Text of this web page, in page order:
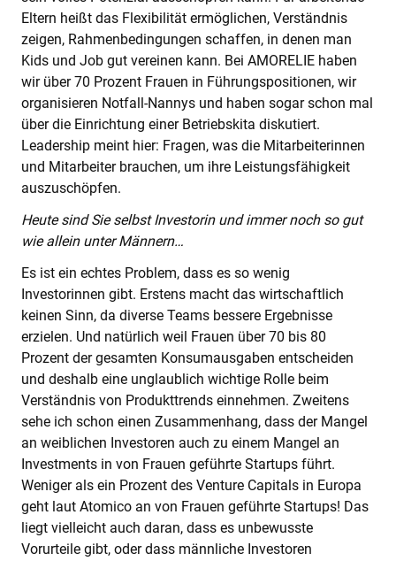
Eltern heißt das Flexibilität ermöglichen, Verständnis
zeigen, Rahmenbedingungen schaffen, in denen man
Kids und Job gut vereinen kann. Bei AMORELIE haben
wir über 70 Prozent Frauen in Führungspositionen, wir
organisieren Notfall-Nannys und haben sogar schon mal
über die Einrichtung einer Betriebskita diskutiert.
Leadership meint hier: Fragen, was die Mitarbeiterinnen
und Mitarbeiter brauchen, um ihre Leistungsfähigkeit
auszuschöpfen.
Heute sind Sie selbst Investorin und immer noch so gut
wie allein unter Männern…
Es ist ein echtes Problem, dass es so wenig
Investorinnen gibt. Erstens macht das wirtschaftlich
keinen Sinn, da diverse Teams bessere Ergebnisse
erzielen. Und natürlich weil Frauen über 70 bis 80
Prozent der gesamten Konsumausgaben entscheiden
und deshalb eine unglaublich wichtige Rolle beim
Verständnis von Produkttrends einnehmen. Zweitens
sehe ich schon einen Zusammenhang, dass der Mangel
an weiblichen Investoren auch zu einem Mangel an
Investments in von Frauen geführte Startups führt.
Weniger als ein Prozent des Venture Capitals in Europa
geht laut Atomico an von Frauen geführte Startups! Das
liegt vielleicht auch daran, dass es unbewusste
Vorurteile gibt, oder dass männliche Investoren